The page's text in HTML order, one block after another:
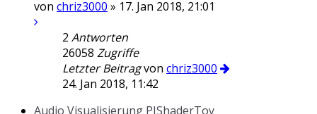
von chriz3000 » 17. Jan 2018, 21:01
2 Antworten
26058 Zugriffe
Letzter Beitragvon chriz3000
24. Jan 2018, 11:42
Audio Visualisierung PIShaderToy